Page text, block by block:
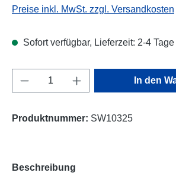
Preise inkl. MwSt. zzgl. Versandkosten
Sofort verfügbar, Lieferzeit: 2-4 Tage
Produkt Anzahl: Gib den
In den
Produktnummer: SW10325
Beschreibung